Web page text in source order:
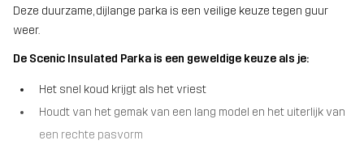
Deze duurzame, dijlange parka is een veilige keuze tegen guur
weer.
De Scenic Insulated Parka is een geweldige keuze als je:
Het snel koud krijgt als het vriest
Houdt van het gemak van een lang model en het uiterlijk van
een rechte pasvorm